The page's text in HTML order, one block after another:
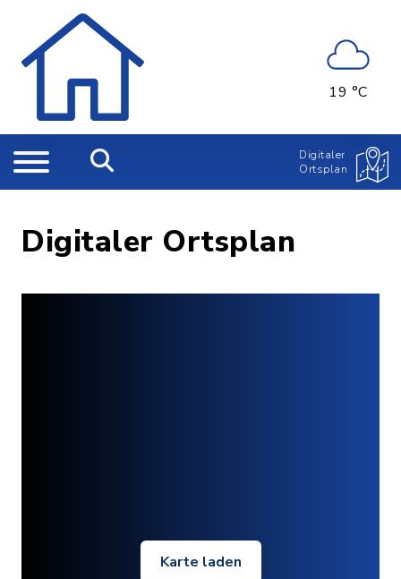
19 °C
Digitaler
Ortsplan
Digitaler Ortsplan
Karte laden